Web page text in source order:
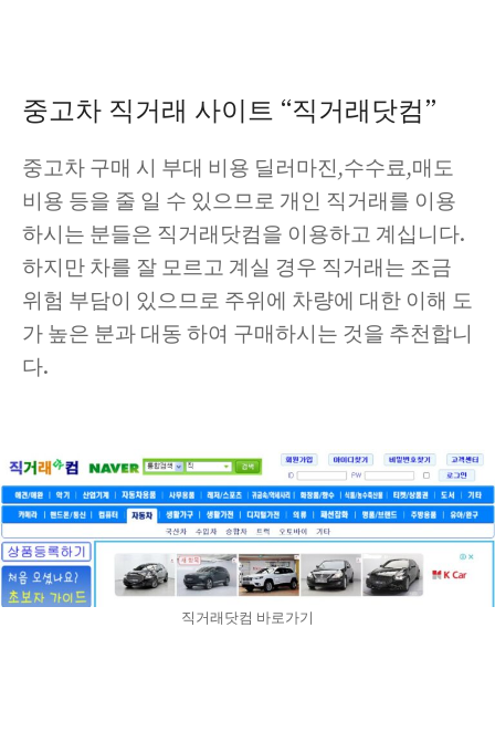
중고차 직거래 사이트 “직거래닷컴”
중고차 구매 시 부대 비용 딜러마진,수수료,매도
비용 등을 줄 일 수 있으므로 개인 직거래를 이용
하시는 분들은 직거래닷컴을 이용하고 계십니다.
하지만 차를 잘 모르고 계실 경우 직거래는 조금
위험 부담이 있으므로 주위에 차량에 대한 이해 도
가 높은 분과 대동 하여 구매하시는 것을 추천합니
다.
직거래닷컴 바로가기